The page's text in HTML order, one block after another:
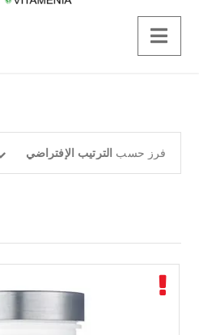
فرز حسب الترتيب الإفتراضي